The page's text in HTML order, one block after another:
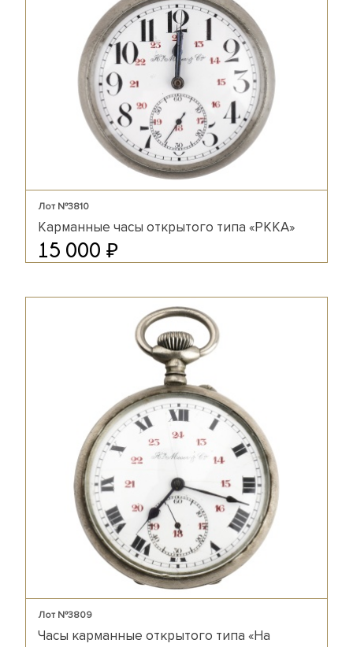
Лот №3810
Карманные часы открытого типа «РККА»
15 000 ₽
Лот №3809
Часы карманные открытого типа «На